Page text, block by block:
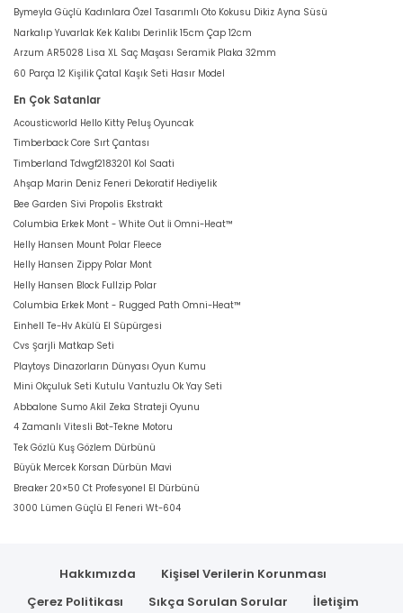
Bymeyla Güçlü Kadınlara Özel Tasarımlı Oto Kokusu Dikiz Ayna Süsü
Narkalıp Yuvarlak Kek Kalıbı Derinlik 15cm Çap 12cm
Arzum AR5028 Lisa XL Saç Maşası Seramik Plaka 32mm
60 Parça 12 Kişilik Çatal Kaşık Seti Hasır Model
En Çok Satanlar
Acousticworld Hello Kitty Peluş Oyuncak
Timberback Core Sırt Çantası
Timberland Tdwgf2183201 Kol Saati
Ahşap Marin Deniz Feneri Dekoratif Hediyelik
Bee Garden Sivi Propolis Ekstrakt
Columbia Erkek Mont - White Out İi Omni-Heat™
Helly Hansen Mount Polar Fleece
Helly Hansen Zippy Polar Mont
Helly Hansen Block Fullzip Polar
Columbia Erkek Mont - Rugged Path Omni-Heat™
Einhell Te-Hv Akülü El Süpürgesi
Cvs Şarjli Matkap Seti
Playtoys Dinazorların Dünyası Oyun Kumu
Mini Okçuluk Seti Kutulu Vantuzlu Ok Yay Seti
Abbalone Sumo Akil Zeka Strateji Oyunu
4 Zamanlı Vitesli Bot-Tekne Motoru
Tek Gözlü Kuş Gözlem Dürbünü
Büyük Mercek Korsan Dürbün Mavi
Breaker 20×50 Ct Profesyonel El Dürbünü
3000 Lümen Güçlü El Feneri Wt-604
Hakkımızda
Kişisel Verilerin Korunması
Çerez Politikası
Sıkça Sorulan Sorular
İletişim